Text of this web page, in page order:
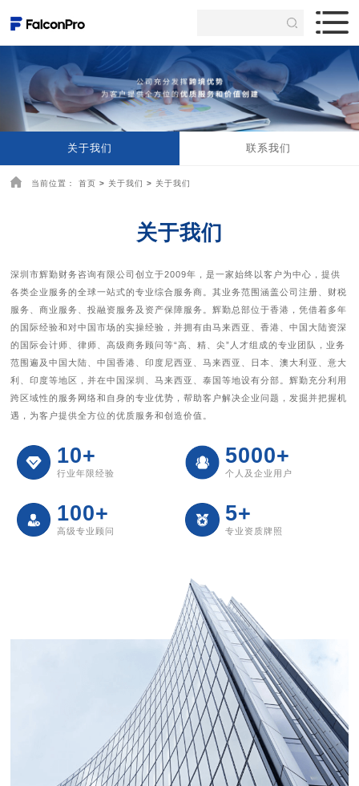
关于我们 联系我们
当前位置： 首页 > 关于我们 > 关于我们
关于我们
深圳市辉勤财务咨询有限公司创立于2009年，是一家始终以客户为中心，提供
各类企业服务的全球一站式的专业综合服务商。其业务范围涵盖公司注册、财税
服务、商业服务、投融资服务及资产保障服务。辉勤总部位于香港，凭借着多年
的国际经验和对中国市场的实操经验，并拥有由马来西亚、香港、中国大陆资深
的国际会计师、律师、高级商务顾问等“高、精、尖”人才组成的专业团队，业务
范围遍及中国大陆、中国香港、印度尼西亚、马来西亚、日本、澳大利亚、意大
利、印度等地区，并在中国深圳、马来西亚、泰国等地设有分部。辉勤充分利用
跨区域性的服务网络和自身的专业优势，帮助客户解决企业问题，发掘并把握机
遇，为客户提供全方位的优质服务和创造价值。
10+
行业年限经验
5000+
个人及企业用户
100+
高级专业顾问
5+
专业资质牌照